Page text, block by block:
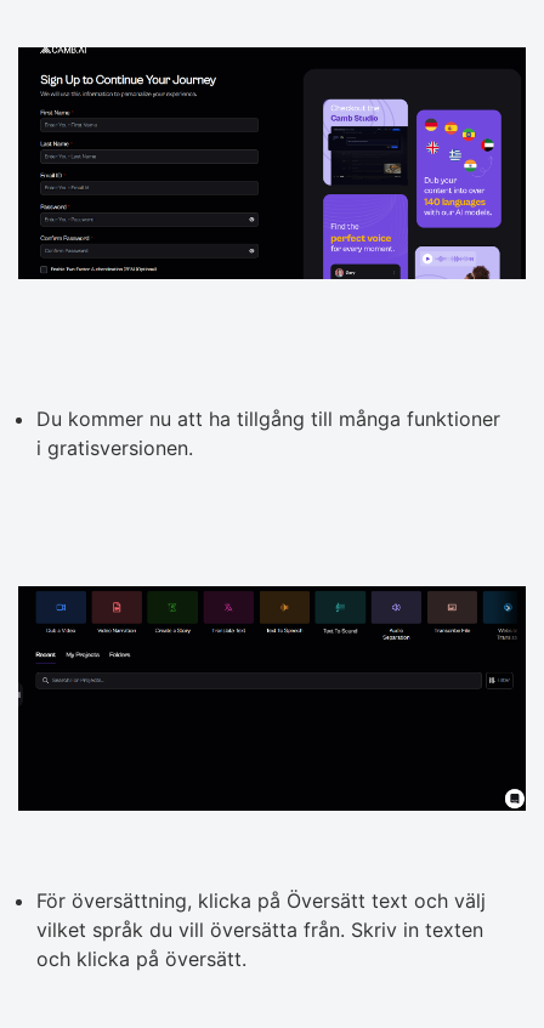
Du kommer nu att ha tillgång till många funktioner
i gratisversionen.
För översättning, klicka på Översätt text och välj
vilket språk du vill översätta från. Skriv in texten
och klicka på översätt.